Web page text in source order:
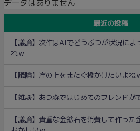
データはありません
最近の投稿
【議論】次作はAIでどうぶつが状況によ
れｗ
【議論】崖の上をまたぐ橋かけたいよね
【雑談】あつ森ではじめてのフレンドが
【議論】貴重な金鉱石を消費して作った